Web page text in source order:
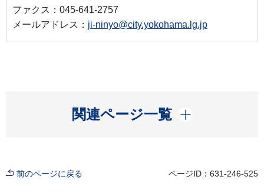
ファクス：045-641-2757
メールアドレス： ji-ninyo@city.yokohama.lg.jp
関連ページ一覧
開く
前のページに戻る ページID：631-246-525